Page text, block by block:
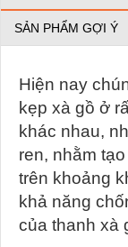
SẢN PHẨM GỢI Ý
Hiện nay
kẹp xà gồ ở
khác nhau,
ren, nhằm
trên khoảng
khả năng
của thanh xà